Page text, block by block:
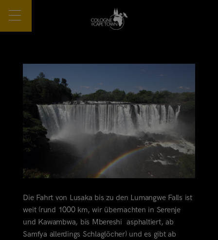
Die Fahrt von Lusaka bis zu den Lumangwe Falls ist
weit (rund 1000 km, wir übernachten in Serenje
und Kawambwa, bis Mbereshi asphaltiert, ab
Samfya allerdings Schlaglöcher) und es gibt ab